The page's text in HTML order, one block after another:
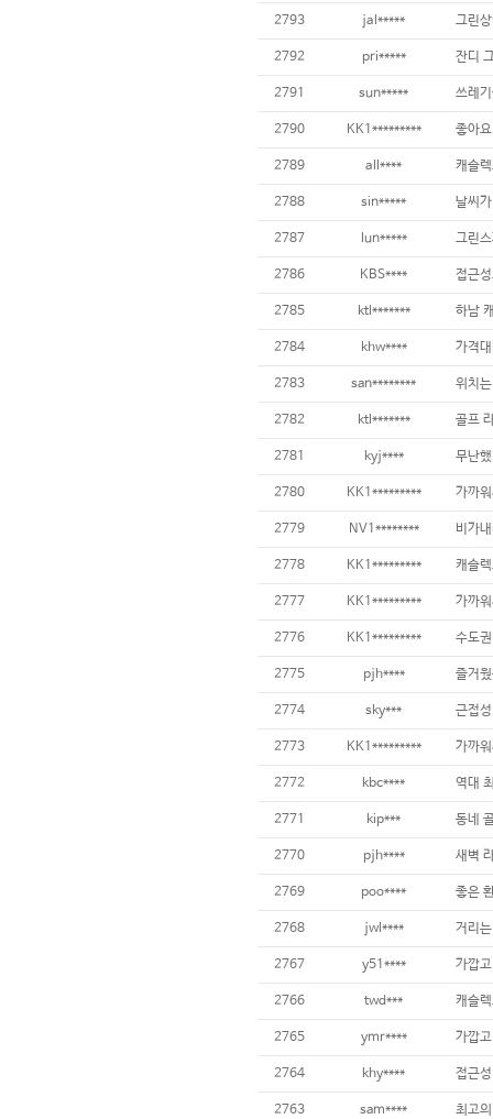
2793 jal***** 그린
2792 pri***** 잔디
2791 sun***** 쓰레
2790 KK1********* 좋아요
2789 all**** 캐슬
2788 sin***** 날씨
2787 lun*****
2786 KBS**** 접근
2785 ktl******* 하남
2784 khw**** 가격
2783 san********
2782 ktl******* 골프
2781 kyj**** 무난
2780 KK1********* 가까
2779 NV1********
2778 KK1********* 캐슬
2777 KK1********* 가까
2776 KK1********* 수도
2775 pjh**** 즐거
2774 sky*** 근접
2773 KK1********* 가까
2772 kbc**** 역대
2771 kip*** 동네
2770 pjh**** 새벽
2769 poo**** 좋은
2768 jwl**** 거리
2767 y51**** 가깝
2766 twd*** 캐슬
2765 ymr**** 가깝
2764 khy****
2763 sam**** 최고